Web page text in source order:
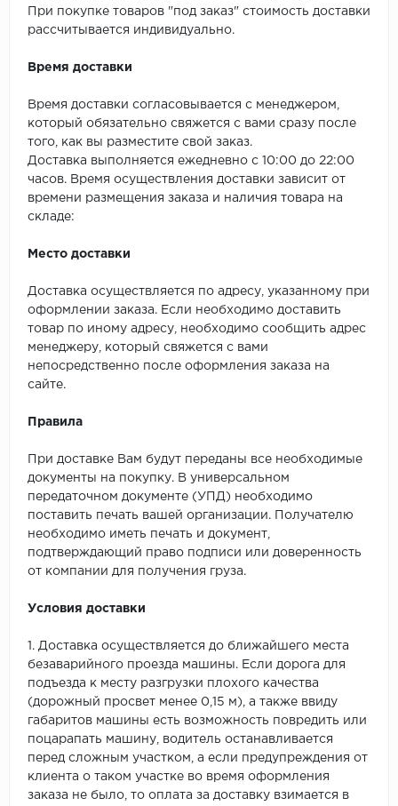
SPC Stronghold
Tulesna
Wonderful Vinyl
При покупке товаров "под заказ" стоимость доставки
рассчитывается индивидуально.
Время доставки
Время доставки согласовывается с менеджером,
который обязательно свяжется с вами сразу после
того, как вы разместите свой заказ.
Доставка выполняется ежедневно с 10:00 до 22:00
часов. Время осуществления доставки зависит от
времени размещения заказа и наличия товара на
складе:
Место доставки
Доставка осуществляется по адресу, указанному при
оформлении заказа. Если необходимо доставить
товар по иному адресу, необходимо сообщить адрес
менеджеру, который свяжется с вами
непосредственно после оформления заказа на
сайте.
Правила
При доставке Вам будут переданы все необходимые
документы на покупку. В универсальном
передаточном документе (УПД) необходимо
поставить печать вашей организации. Получателю
необходимо иметь печать и документ,
подтверждающий право подписи или доверенность
от компании для получения груза.
Условия доставки
1. Доставка осуществляется до ближайшего места
безаварийного проезда машины. Если дорога для
подъезда к месту разгрузки плохого качества
(дорожный просвет менее 0,15 м), а также ввиду
габаритов машины есть возможность повредить или
поцарапать машину, водитель останавливается
перед сложным участком, а если предупреждения от
клиента о таком участке во время оформления
заказа не было, то оплата за доставку взимается в